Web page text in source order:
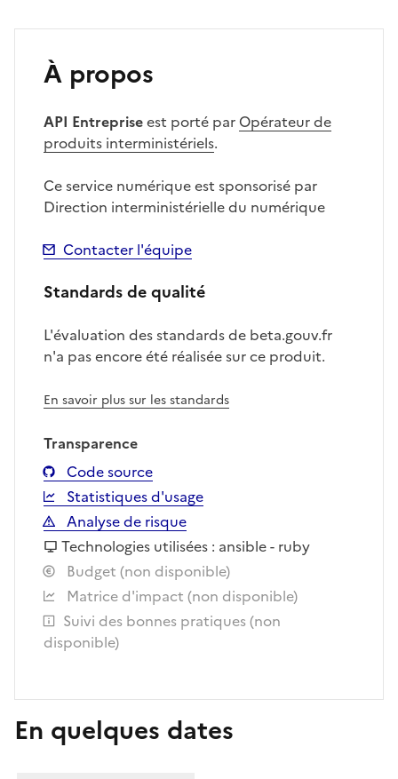
À propos
API Entrepriseest porté par Opérateur de
produits interministériels.
Ce service numérique est sponsorisé par
Direction interministérielle du numérique
Contacter l'équipe
Standards de qualité
L'évaluation des standards de beta.gouv.fr
n'a pas encore été réalisée sur ce produit.
En savoir plus sur les standards
Transparence
Code source
Statistiques d'usage
Analyse de risque
Technologies utilisées : ansible - ruby
Budget (non disponible)
Matrice d'impact (non disponible)
Suivi des bonnes pratiques (non
disponible)
En quelques dates